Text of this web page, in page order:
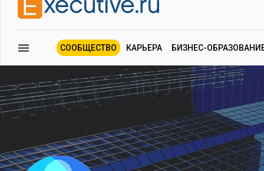
СООБЩЕСТВО КАРЬЕРА БИЗНЕС-